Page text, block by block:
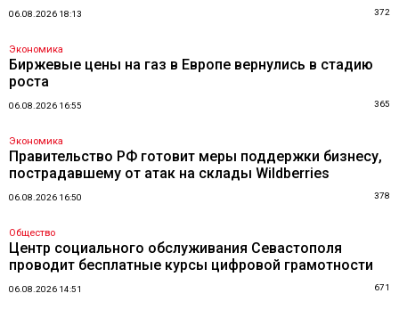
06.08.2026 18:13 372
Экономика
Биржевые цены на газ в Европе вернулись в стадию
роста
06.08.2026 16:55 365
Экономика
Правительство РФ готовит меры поддержки бизнесу,
пострадавшему от атак на склады Wildberries
06.08.2026 16:50 378
Общество
Центр социального обслуживания Севастополя
проводит бесплатные курсы цифровой грамотности
06.08.2026 14:51 671